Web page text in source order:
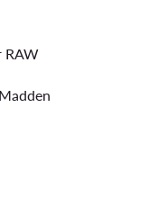
RAW